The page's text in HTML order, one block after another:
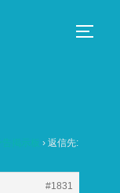
告掲示板 › 返信先:
#1831